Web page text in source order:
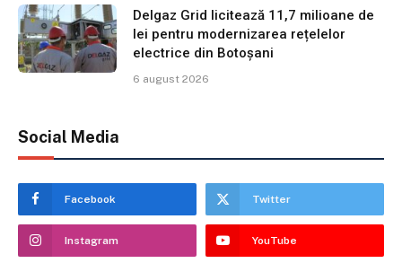
Delgaz Grid licitează 11,7 milioane de
lei pentru modernizarea rețelelor
electrice din Botoșani
6 august 2026
Social Media
Facebook Twitter
Instagram YouTube